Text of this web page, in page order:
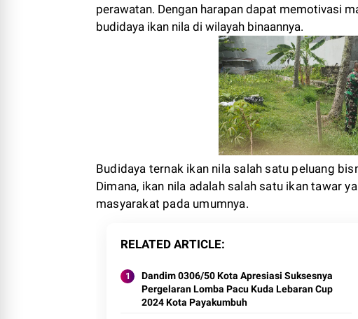
perawatan. Dengan harapan dapat memotivasi
budidaya ikan nila di wilayah binaannya.
Budidaya ternak ikan nila salah satu peluang
Dimana, ikan nila adalah salah satu ikan tawar
masyarakat pada umumnya.
RELATED ARTICLE
Dandim 0306/50 Kota Apresiasi Suksesnya
Pergelaran Lomba Pacu Kuda Lebaran Cup
2024 Kota Payakumbuh